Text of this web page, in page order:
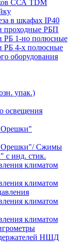
ССА TDM
в шкафах IP40
проходные РБП
РБ 1-но полюсные
РБ 4-х полюсные
оборудования
упак.)
освещения
Сжимы
с инд. стик.
климатом
климатом
климатом
климатом
НШД